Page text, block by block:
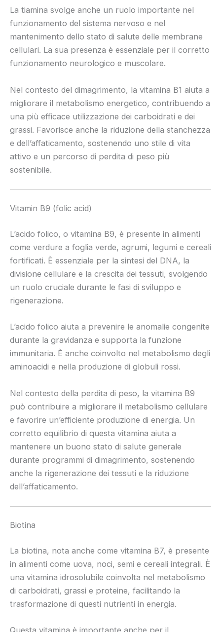
La tiamina svolge anche un ruolo importante nel
funzionamento del sistema nervoso e nel
mantenimento dello stato di salute delle membrane
cellulari. La sua presenza è essenziale per il corretto
funzionamento neurologico e muscolare.
Nel contesto del dimagrimento, la vitamina B1 aiuta a
migliorare il metabolismo energetico, contribuendo a
una più efficace utilizzazione dei carboidrati e dei
grassi. Favorisce anche la riduzione della stanchezza
e dell’affaticamento, sostenendo uno stile di vita
attivo e un percorso di perdita di peso più
sostenibile.
Vitamin B9 (folic acid)
L’acido folico, o vitamina B9, è presente in alimenti
come verdure a foglia verde, agrumi, legumi e cereali
fortificati. È essenziale per la sintesi del DNA, la
divisione cellulare e la crescita dei tessuti, svolgendo
un ruolo cruciale durante le fasi di sviluppo e
rigenerazione.
L’acido folico aiuta a prevenire le anomalie congenite
durante la gravidanza e supporta la funzione
immunitaria. È anche coinvolto nel metabolismo degli
aminoacidi e nella produzione di globuli rossi.
Nel contesto della perdita di peso, la vitamina B9
può contribuire a migliorare il metabolismo cellulare
e favorire un’efficiente produzione di energia. Un
corretto equilibrio di questa vitamina aiuta a
mantenere un buono stato di salute generale
durante programmi di dimagrimento, sostenendo
anche la rigenerazione dei tessuti e la riduzione
dell’affaticamento.
Biotina
La biotina, nota anche come vitamina B7, è presente
in alimenti come uova, noci, semi e cereali integrali. È
una vitamina idrosolubile coinvolta nel metabolismo
di carboidrati, grassi e proteine, facilitando la
trasformazione di questi nutrienti in energia.